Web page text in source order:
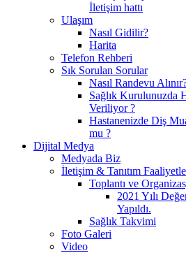
İletişim hattı
Ulaşım
Nasıl Gidilir?
Harita
Telefon Rehberi
Sık Sorulan Sorular
Nasıl Randevu
Sağlık Kurulunuzda
Veriliyor ?
Hastanenizde Diş
mu ?
Dijital Medya
Medyada Biz
İletişim & Tanıtım
Toplantı ve
2021 Yılı
Yapıldı.
Sağlık Takvimi
Foto Galeri
Video